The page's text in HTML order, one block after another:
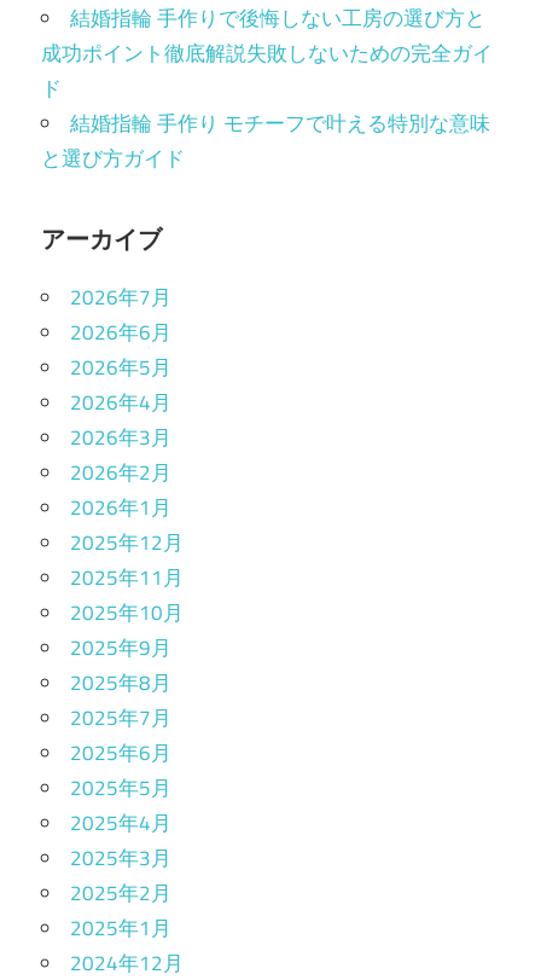
結婚指輪 手作りで後悔しない工房の選び方と
成功ポイント徹底解説失敗しないための完全ガイ
ド
結婚指輪 手作り モチーフで叶える特別な意味
と選び方ガイド
アーカイブ
2026年7月
2026年6月
2026年5月
2026年4月
2026年3月
2026年2月
2026年1月
2025年12月
2025年11月
2025年10月
2025年9月
2025年8月
2025年7月
2025年6月
2025年5月
2025年4月
2025年3月
2025年2月
2025年1月
2024年12月